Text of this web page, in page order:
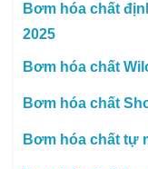
Bơm hóa chất
2025
Bơm hóa chất
Bơm hóa chất
Bơm hóa chất tự